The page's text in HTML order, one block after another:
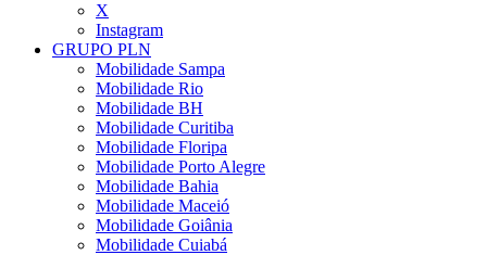
X
Instagram
GRUPO PLN
Mobilidade Sampa
Mobilidade Rio
Mobilidade BH
Mobilidade Curitiba
Mobilidade Floripa
Mobilidade Porto Alegre
Mobilidade Bahia
Mobilidade Maceió
Mobilidade Goiânia
Mobilidade Cuiabá